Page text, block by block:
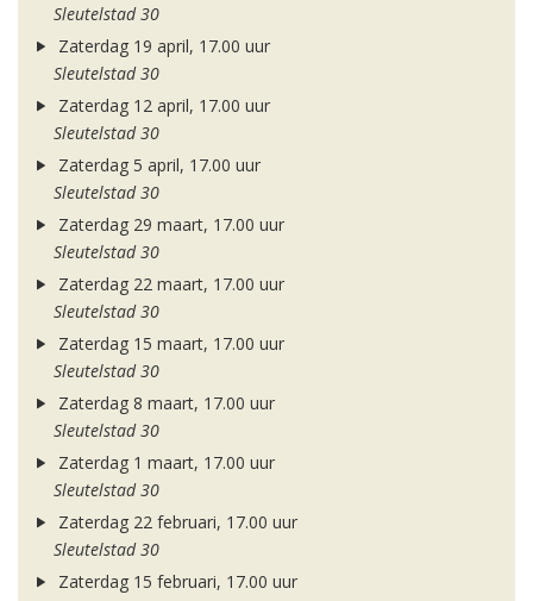
Sleutelstad 30
Zaterdag 19 april, 17.00 uur
Sleutelstad 30
Zaterdag 12 april, 17.00 uur
Sleutelstad 30
Zaterdag 5 april, 17.00 uur
Sleutelstad 30
Zaterdag 29 maart, 17.00 uur
Sleutelstad 30
Zaterdag 22 maart, 17.00 uur
Sleutelstad 30
Zaterdag 15 maart, 17.00 uur
Sleutelstad 30
Zaterdag 8 maart, 17.00 uur
Sleutelstad 30
Zaterdag 1 maart, 17.00 uur
Sleutelstad 30
Zaterdag 22 februari, 17.00 uur
Sleutelstad 30
Zaterdag 15 februari, 17.00 uur